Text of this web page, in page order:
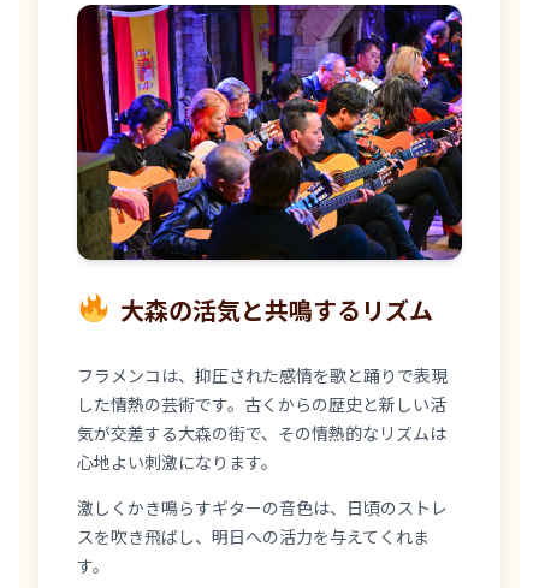
大森の活気と共鳴するリズム
フラメンコは、抑圧された感情を歌と踊りで表現
した情熱の芸術です。古くからの歴史と新しい活
気が交差する大森の街で、その情熱的なリズムは
心地よい刺激になります。
激しくかき鳴らすギターの音色は、日頃のストレ
スを吹き飛ばし、明日への活力を与えてくれま
す。